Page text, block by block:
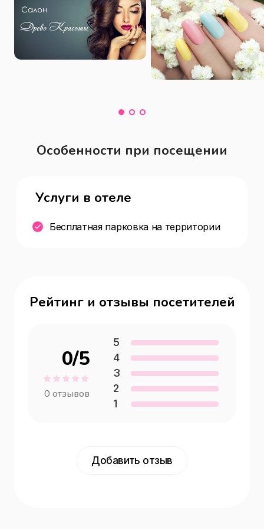
Особенности при посещении
Услуги в отеле
Бесплатная парковка на территории
Рейтинг и отзывы посетителей
0/5
0 отзывов
5
4
3
2
1
Добавить отзыв